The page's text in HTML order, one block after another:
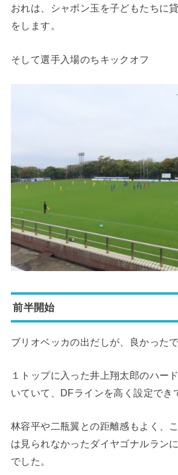
おれは、シャボン玉を子どもたちに
をします。
そして選手入場のちキックオフ
前半開始
ブリオベッカの出だしが、良かったで
１トップに入った井上翔太郎のハー
いていて、DFラインを高く設定でき
林容平や二瓶翼との距離感もよく、
は見られなかったダイヤゴナルラン
でした。